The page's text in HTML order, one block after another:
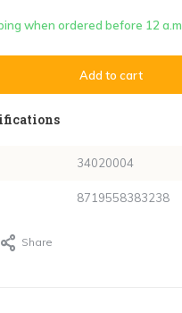
when ordered before 12 a.m.
Add to cart
34020004
8719558383238
Share